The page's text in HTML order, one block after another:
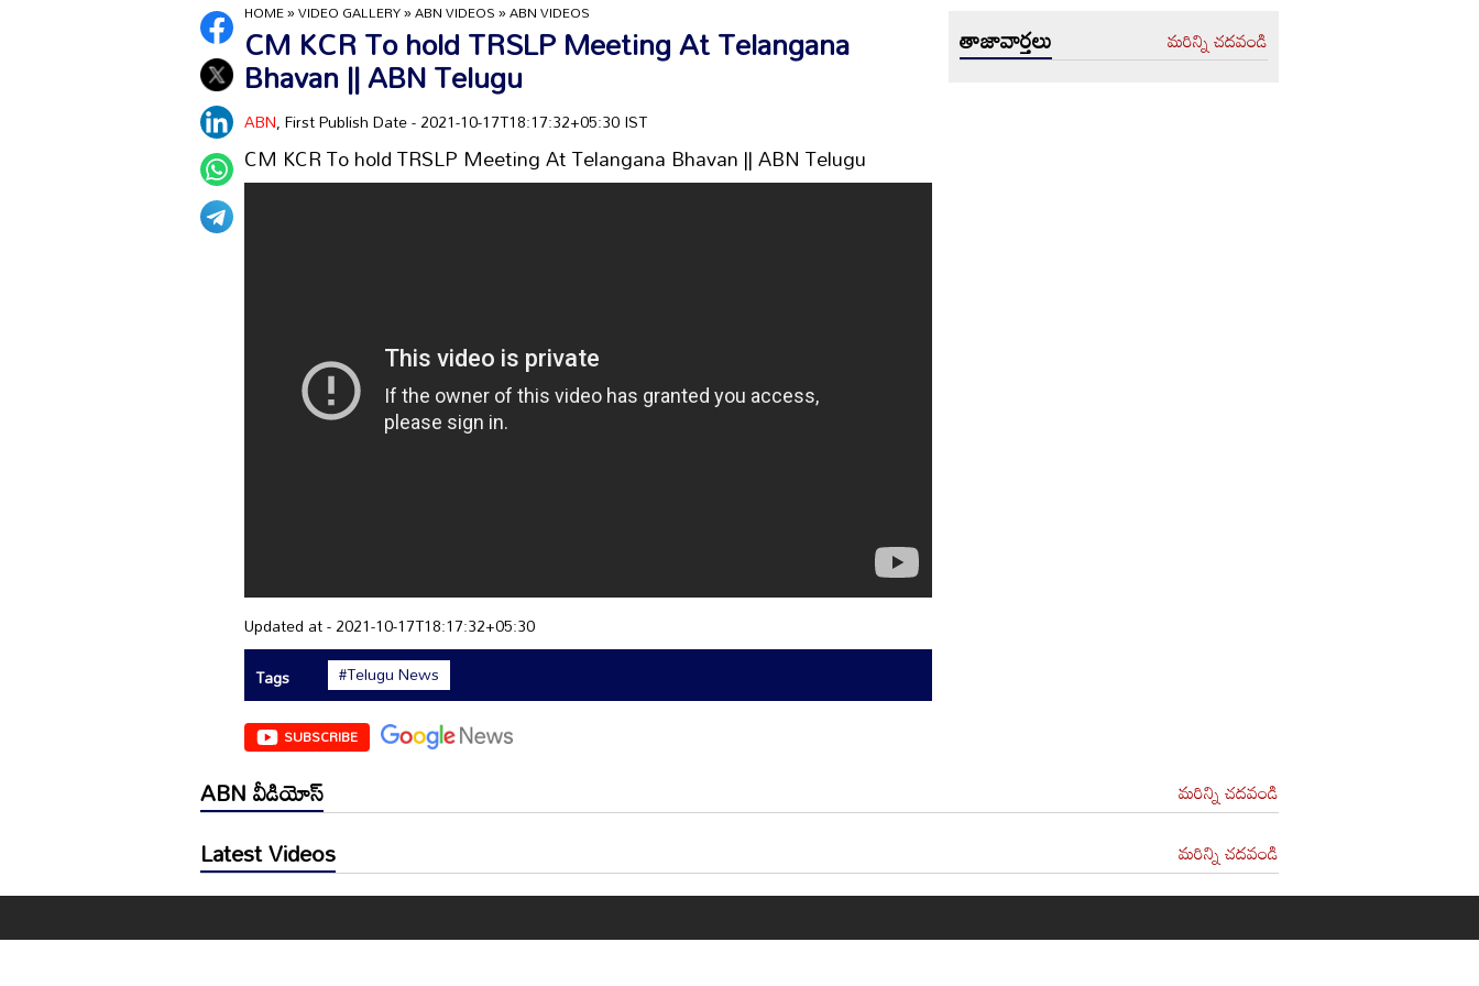
HOME»VIDEO GALLERY»ABN VIDEOS»ABN VIDEOS
CM KCR To hold TRSLP Meeting At Telangana
Bhavan || ABN Telugu
ABN, First Publish Date - 2021-10-17T18:17:32+05:30 IST
CM KCR To hold TRSLP Meeting At Telangana Bhavan || ABN Telugu
Updated at - 2021-10-17T18:17:32+05:30
Tags
#Telugu News
SUBSCRIBE
తాజావార్తలు మరిన్ని చదవండి
ABN వీడియోస్ మరిన్ని చదవండి
Latest Videos మరిన్ని చదవండి